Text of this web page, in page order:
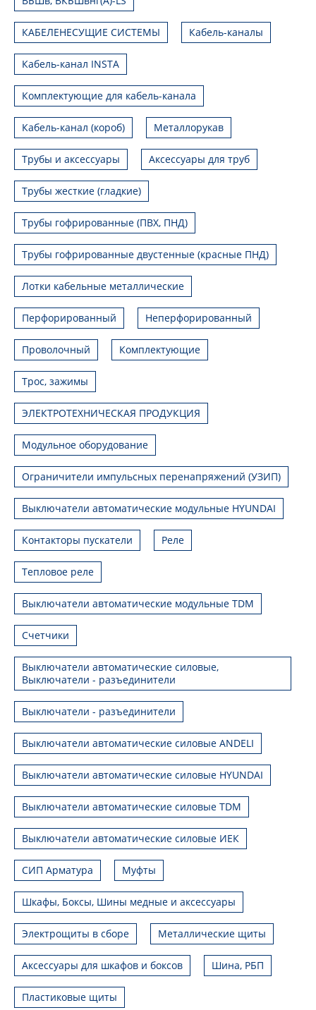
КАБЕЛЕНЕСУЩИЕ СИСТЕМЫ Кабель-каналы
Кабель-канал INSTA
Комплектующие для кабель-канала
Кабель-канал (короб) Металлорукав
Трубы и аксессуары Аксессуары для труб
Трубы жесткие (гладкие)
Трубы гофрированные (ПВХ, ПНД)
Трубы гофрированные двустенные (красные ПНД)
Лотки кабельные металлические
Перфорированный Неперфорированный
Проволочный Комплектующие
Трос, зажимы
ЭЛЕКТРОТЕХНИЧЕСКАЯ ПРОДУКЦИЯ
Модульное оборудование
Ограничители импульсных перенапряжений (УЗИП)
Выключатели автоматические модульные HYUNDAI
Контакторы пускатели Реле
Тепловое реле
Выключатели автоматические модульные TDM
Счетчики
Выключатели автоматические силовые,
Выключатели - разъединители
Выключатели - разъединители
Выключатели автоматические силовые ANDELI
Выключатели автоматические силовые HYUNDAI
Выключатели автоматические силовые TDM
Выключатели автоматические силовые ИЕК
СИП Арматура Муфты
Шкафы, Боксы, Шины медные и аксессуары
Электрощиты в сборе Металлические щиты
Аксессуары для шкафов и боксов Шина, РБП
Пластиковые щиты